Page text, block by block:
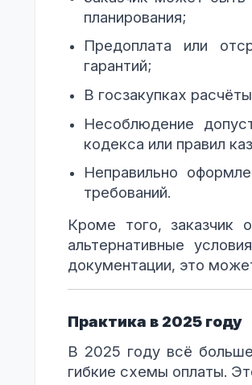
планирования;
Предоплата или
гарантий;
В госзакупках
Несоблюдение
кодекса или правил
Неправильно
требований.
Кроме того, заказчик
альтернативные
документации, это
Практика в 2025 году
В 2025 году всё
гибкие схемы оплаты.